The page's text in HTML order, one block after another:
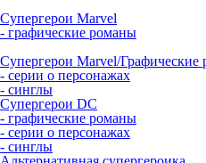
Супергерои Marvel
- графические романы
Супергерои Marvel/Графические
- серии о персонажах
- синглы
Супергерои DC
- графические романы
- серии о персонажах
- синглы